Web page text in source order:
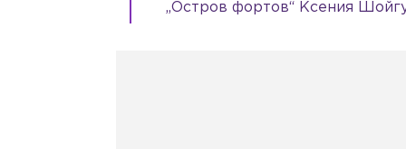
„Остров фортов“ Ксения